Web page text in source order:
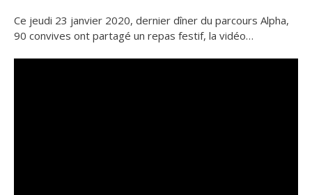
Ce jeudi 23 janvier 2020, dernier dîner du parcours Alpha,
90 convives ont partagé un repas festif, la vidéo…